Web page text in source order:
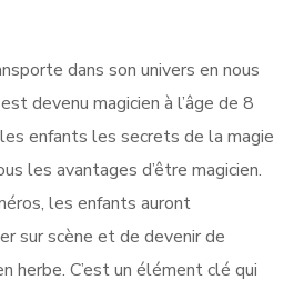
dans son univers en nous
devenu magicien à l’âge de 8
enfants les secrets de la magie
les avantages d’être magicien.
les enfants auront
sur scène et de devenir de
herbe. C’est un élément clé qui